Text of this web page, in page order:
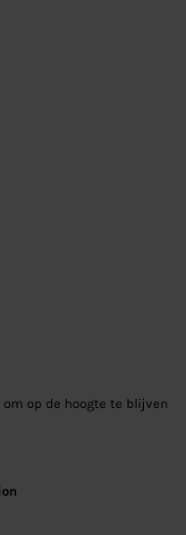
op de hoogte te blijven